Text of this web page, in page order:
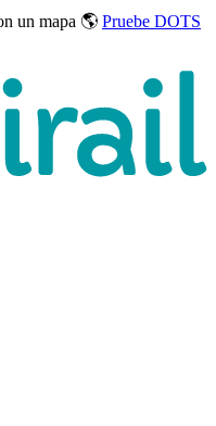
un mapa 🌎 Pruebe DOTS